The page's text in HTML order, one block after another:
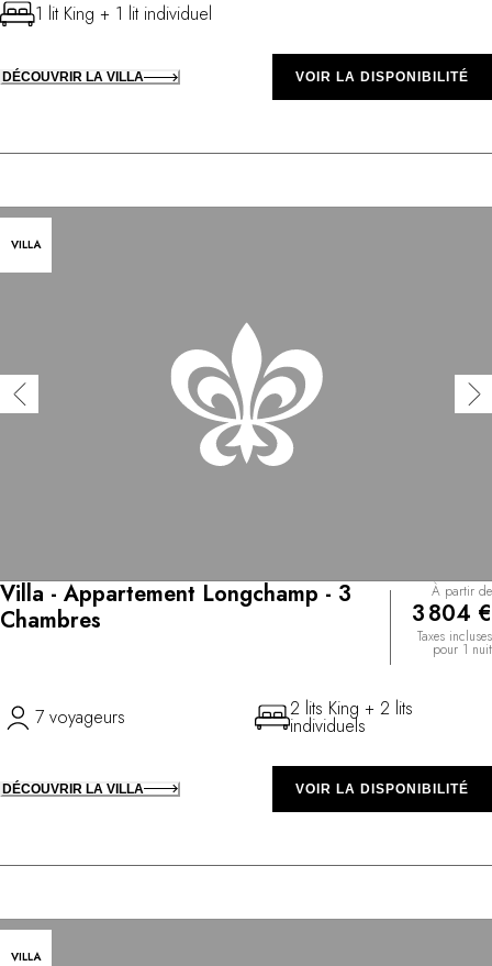
1 lit King + 1 lit individuel
DÉCOUVRIR LA VILLA VOIR LA DISPONIBILITÉ
VILLA
Villa - Appartement Longchamp - 3
Chambres
À partir de
3 804 €
Taxes incluses
pour 1 nuit
7 voyageurs 2 lits King + 2 lits
individuels
DÉCOUVRIR LA VILLA VOIR LA DISPONIBILITÉ
VILLA